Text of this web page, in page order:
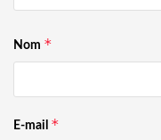
Nom *
E-mail *